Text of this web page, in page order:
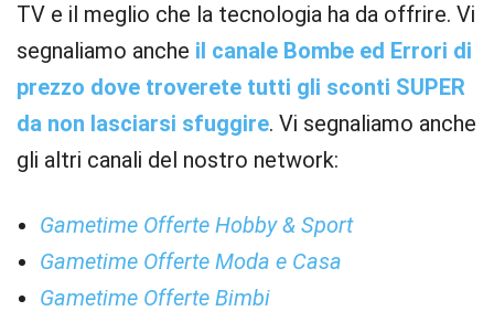
TV e il meglio che la tecnologia ha da offrire. Vi
segnaliamo anche il canale Bombe ed Errori di
prezzo dove troverete tutti gli sconti SUPER
da non lasciarsi sfuggire. Vi segnaliamo anche
gli altri canali del nostro network:
Gametime Offerte Hobby & Sport
Gametime Offerte Moda e Casa
Gametime Offerte Bimbi